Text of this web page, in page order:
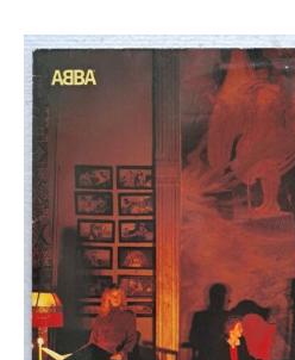
Cantitate
ABBA
–
The
Visitors
Disc
VINIL
LP
VG